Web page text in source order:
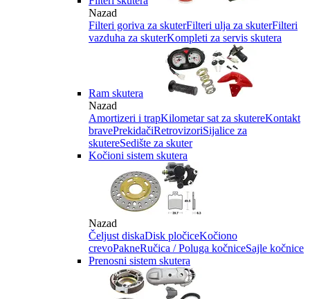
Nazad
Filteri goriva za skuterFilteri ulja za skuterFilteri
vazduha za skuterKompleti za servis skutera
Ram skutera
Nazad
Amortizeri i trapKilometar sat za skutereKontakt
bravePrekidačiRetrovizoriSijalice za
skutereSedište za skuter
Kočioni sistem skutera
Nazad
Čeljust diskaDisk pločiceKočiono
crevoPakneRučica / Poluga kočniceSajle kočnice
Prenosni sistem skutera